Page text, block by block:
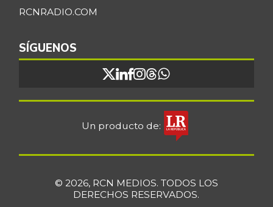
RCNRADIO.COM
SÍGUENOS
Un producto de:
© 2026, RCN MEDIOS. TODOS LOS
DERECHOS RESERVADOS.